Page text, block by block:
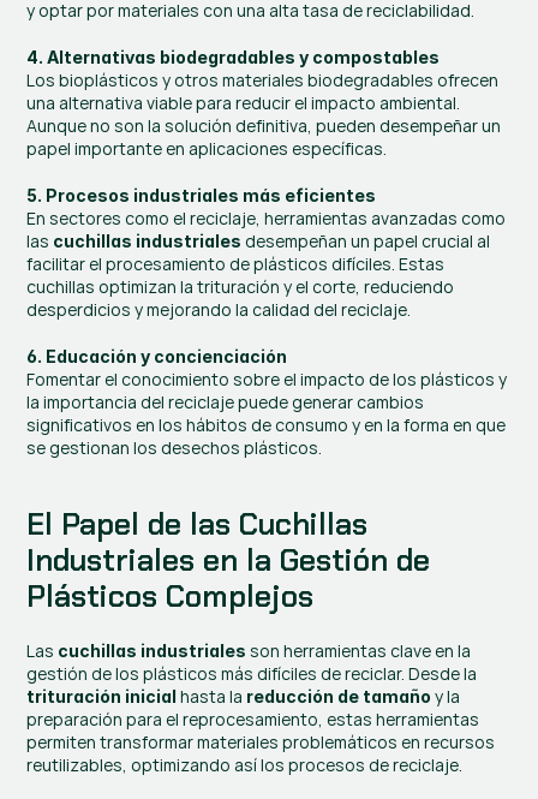
y optar por materiales con una alta tasa de reciclabilidad.
4. Alternativas biodegradables y compostables
Los bioplásticos y otros materiales biodegradables ofrecen
una alternativa viable para reducir el impacto ambiental.
Aunque no son la solución definitiva, pueden desempeñar un
papel importante en aplicaciones específicas.
5. Procesos industriales más eficientes
En sectores como el reciclaje, herramientas avanzadas como
las cuchillas industriales desempeñan un papel crucial al
facilitar el procesamiento de plásticos difíciles. Estas
cuchillas optimizan la trituración y el corte, reduciendo
desperdicios y mejorando la calidad del reciclaje.
6. Educación y concienciación
Fomentar el conocimiento sobre el impacto de los plásticos y
la importancia del reciclaje puede generar cambios
significativos en los hábitos de consumo y en la forma en que
se gestionan los desechos plásticos.
El Papel de las Cuchillas
Industriales en la Gestión de
Plásticos Complejos
Las cuchillas industriales son herramientas clave en la
trituración inicial hasta la reducción de tamaño y la
preparación para el reprocesamiento, estas herramientas
permiten transformar materiales problemáticos en recursos
reutilizables, optimizando así los procesos de reciclaje.